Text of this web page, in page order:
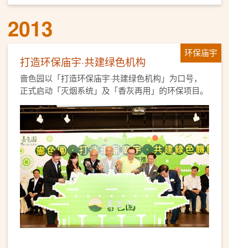
2013
环保庙宇
打造环保庙宇·共建绿色机构
啬色园以「打造环保庙宇·共建绿色机构」为口号，
正式启动「灭烟系统」及「香灰再用」的环保项目。